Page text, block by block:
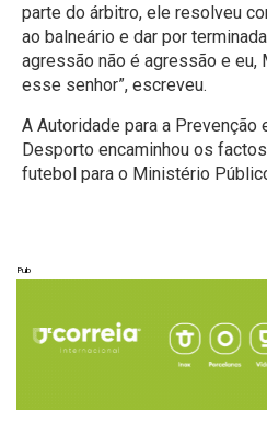
parte do árbitro, ele resolveu
ao balneário e dar por
agressão não é agressão e eu,
esse senhor”, escreveu.
A Autoridade para a Prevenção
Desporto encaminhou os
futebol para o Ministério
Pub